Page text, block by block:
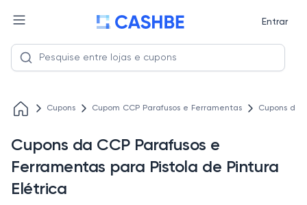
Entrar
Cupons Cupom CCP Parafusos e Ferramentas Cupons da
Cupons da CCP Parafusos e
Ferramentas para Pistola de Pintura
Elétrica